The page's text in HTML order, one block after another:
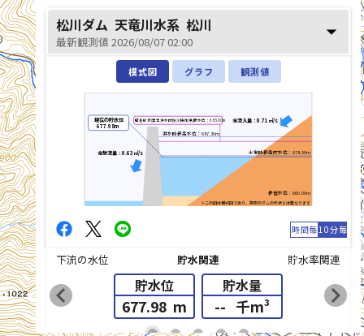
list_alt
松川ダム 天竜川水系 松川
最新観測値 2026/08/07 02:00 arrow_drop_down
模式図 グラフ 観測値
※この図は模式図であり、実際のダムの形状とは異なります
洪水時最高水位：687.30m
平常時最高貯水位：678.50m
緊急放流(異常洪水時防災操作)判断水位：685.00m
最低水位：660.00m
現在の貯水位
677.98m
全流入量：0.71㎥/s
全放流量：0.63㎥/s
時間毎10分毎
下流の水位 貯水関連 貯水率関連
貯水位
677.98 m
貯水量
-- 千m³
chevron_left chevron_right